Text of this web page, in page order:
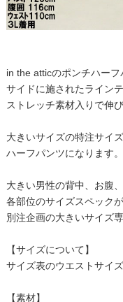
in the atticのポンチハーフ
サイドに施されたライン
ストレッチ素材入りで伸
大きいサイズの特注サイ
ハーフパンツになります。
大きい男性の背中、お腹
各部位のサイズスペック
別注企画の大きいサイズ
【サイズについて】
サイズ表のウエストサイ
【素材】